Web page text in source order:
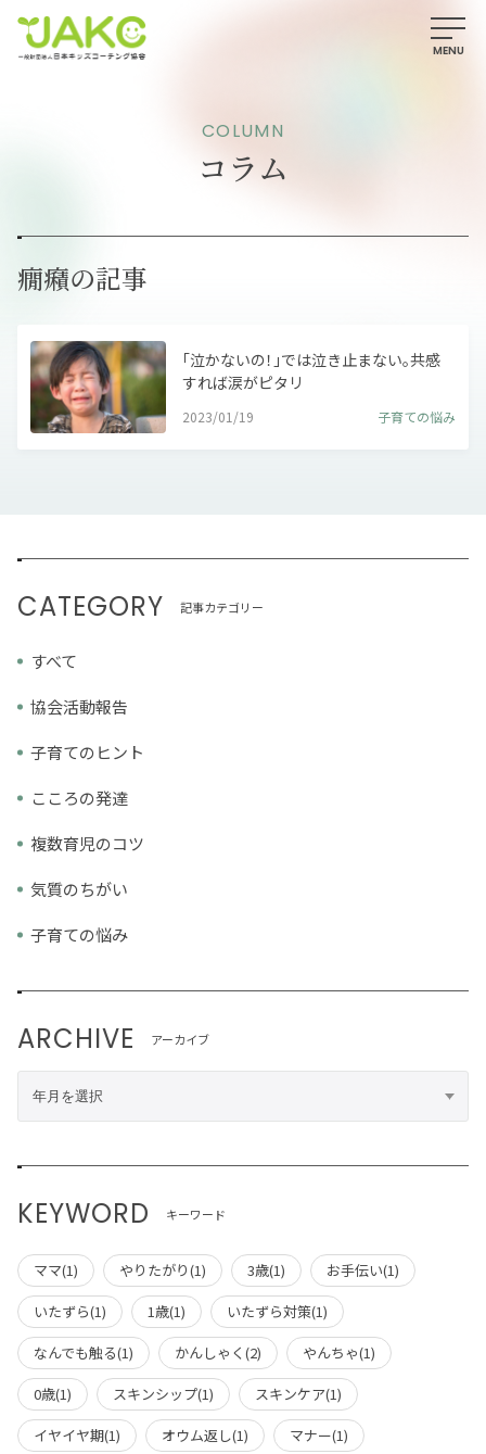
COLUMN
コラム
癇癪の記事
「泣かないの！」では泣き止まない。共感
すれば涙がピタリ
2023/01/19 子育ての悩み
CATEGORY 記事カテゴリー
すべて
協会活動報告
子育てのヒント
こころの発達
複数育児のコツ
気質のちがい
子育ての悩み
ARCHIVE アーカイブ
KEYWORD キーワード
ママ(1) やりたがり(1) 3歳(1)
お手伝い(1)
いたずら(1)
1歳(1)
いたずら対策(1)
なんでも触る(1)
かんしゃく(2)
やんちゃ(1)
0歳(1)
スキンシップ(1)
スキンケア(1)
イヤイヤ期(1)
オウム返し(1)
マナー(1)